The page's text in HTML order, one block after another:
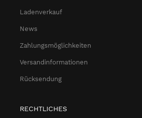
Ladenverkauf
News
Zahlungsmöglichkeiten
Versandinformationen
Rücksendung
RECHTLICHES